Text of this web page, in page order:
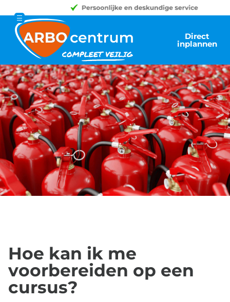
Direct
inplannen
Hoe kan ik me
voorbereiden op een
cursus?